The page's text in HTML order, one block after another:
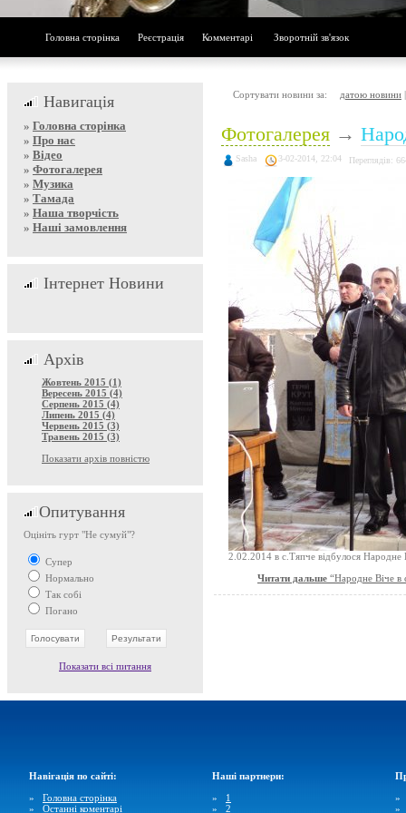
Головна сторінка Реєстрація Комментарі Зворотній зв'язок
Навигація
» Головна сторінка
» Про нас
» Відео
» Фотогалерея
» Музика
» Тамада
» Наша творчість
» Наші замовлення
Інтернет Новини
Архів
Жовтень 2015 (1)
Вересень 2015 (4)
Серпень 2015 (4)
Липень 2015 (4)
Червень 2015 (3)
Травень 2015 (3)
Показати архів повністю
Опитування
Оцініть гурт "Не сумуй"?
Супер
Нормально
Так собі
Погано
Показати всі питання
Сортувати новини за: датою новини
Фотогалерея →
Sasha 3-02-2014, 22:04 Переглядів:
2.02.2014 в с.Тяпче відбулося Народне
Читати дальше “Народне Віче в
Навігація по сайті:
» Головна сторінка
» Останні коментарі
Наші партнери:
» 1
» 2